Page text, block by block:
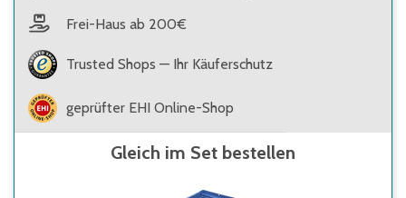
Frei-Haus ab 200€
Trusted Shops — Ihr Käuferschutz
geprüfter EHI Online-Shop
Gleich im Set bestellen